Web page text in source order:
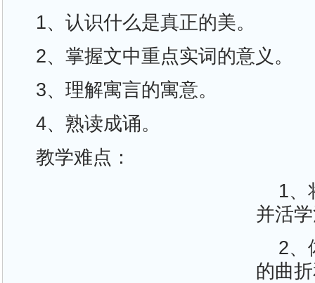
1、认识什么是真正的美。
2、掌握文中重点实词的意义。
3、理解寓言的寓意。
4、熟读成诵。
教学难点：
1、
并活
2、
的曲